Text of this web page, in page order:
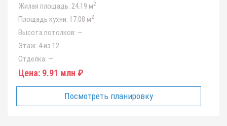
Жилая площадь: 24.19 м2
Площадь кухни: 17.08 м2
Высота потолков: —
Этаж: 4 из 12
Отделка: —
Цена: 9.91 млн ₽
Посмотреть планировку